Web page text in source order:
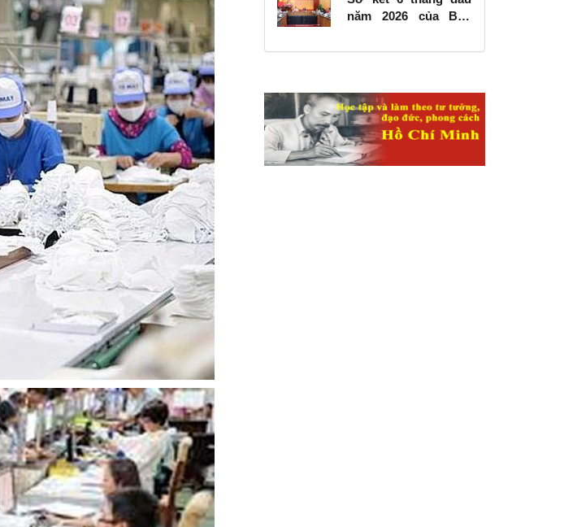
phát triển kinh tế có
vốn đầu tư nước
năm 2026 của Ban
các công trình, dự án
giao thông vận tải